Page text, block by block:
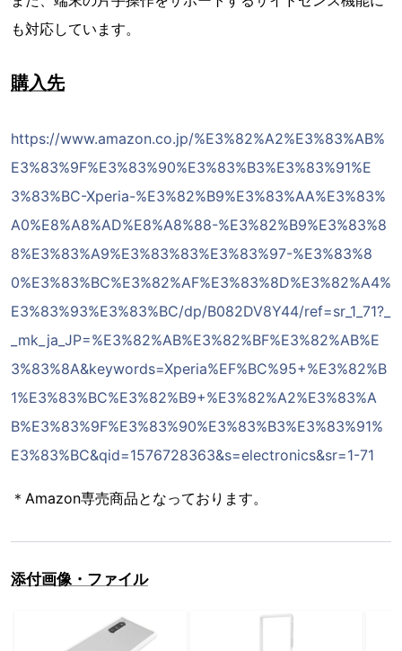
も対応しています。
購入先
https://www.amazon.co.jp/%E3%82%A2%E3%83%AB%
E3%83%9F%E3%83%90%E3%83%B3%E3%83%91%E
3%83%BC-Xperia-%E3%82%B9%E3%83%AA%E3%83%
A0%E8%A8%AD%E8%A8%88-%E3%82%B9%E3%83%8
8%E3%83%A9%E3%83%83%E3%83%97-%E3%83%8
0%E3%83%BC%E3%82%AF%E3%83%8D%E3%82%A4%
E3%83%93%E3%83%BC/dp/B082DV8Y44/ref=sr_1_71?_
_mk_ja_JP=%E3%82%AB%E3%82%BF%E3%82%AB%E
3%83%8A&keywords=Xperia%EF%BC%95+%E3%82%B
1%E3%83%BC%E3%82%B9+%E3%82%A2%E3%83%A
B%E3%83%9F%E3%83%90%E3%83%B3%E3%83%91%
E3%83%BC&qid=1576728363&s=electronics&sr=1-71
＊Amazon専売商品となっております。
添付画像・ファイル